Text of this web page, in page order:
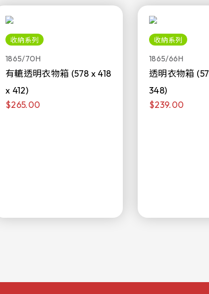
收納系列
1865/70H
有轆透明衣物箱 (578 x 418
x 412)
$265.00
收納系列
1865/66H
透明衣物箱
348)
$239.00